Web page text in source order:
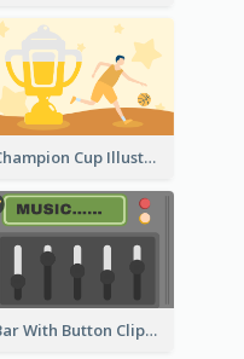
Champion Cup Illustration
Bar With Button Clipart